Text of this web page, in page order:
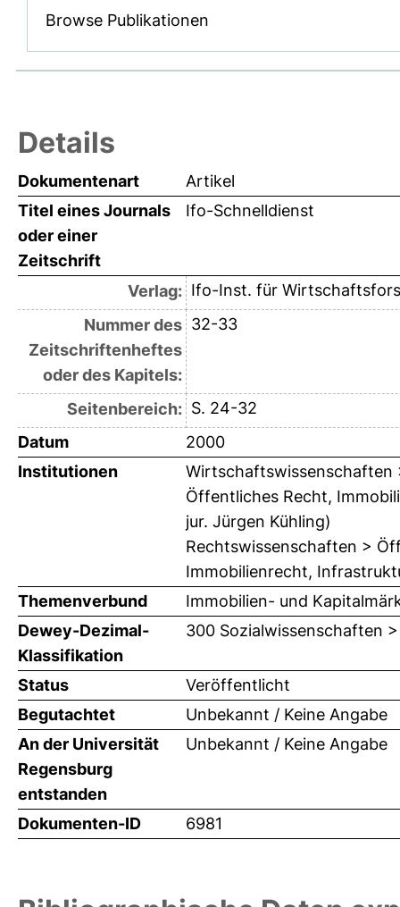
Browse Publikationen
Details
Dokumentenart
Artikel
Titel eines Journals
oder einer
Zeitschrift
Ifo-Schnelldienst
Verlag: Ifo-Inst. für
Nummer des
Zeitschriftenheftes
oder des Kapitels:
32-33
Seitenbereich: S. 24-32
Datum
2000
Institutionen
Wirtschaftswissenschaften
Öffentliches Recht,
jur. Jürgen Kühling)
Rechtswissenschaften >
Immobilienrecht,
Themenverbund
Immobilien- und
Dewey-Dezimal-
Klassifikation
300 Sozialwissenschaften
Status
Veröffentlicht
Begutachtet
Unbekannt / Keine Angabe
An der Universität
Regensburg
entstanden
Unbekannt / Keine Angabe
Dokumenten-ID 6981